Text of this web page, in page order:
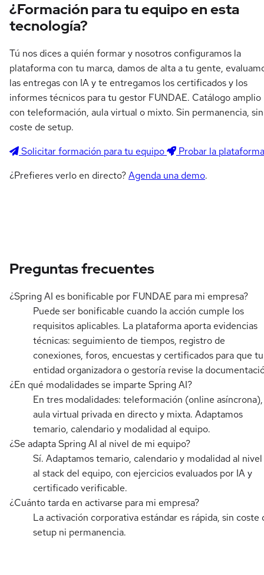
¿Formación para tu equipo en esta
tecnología?
Tú nos dices a quién formar y nosotros configuramos la
plataforma con tu marca, damos de alta a tu gente,
las entregas con IA y te entregamos los certificados y los
informes técnicos para tu gestor FUNDAE. Catálogo amplio
con teleformación, aula virtual o mixto. Sin permanencia, sin
coste de setup.
Solicitar formación para tu equipo
Probar la plataforma
¿Prefieres verlo en directo?Agenda una demo.
Preguntas frecuentes
¿Spring AI es bonificable por FUNDAE para mi empresa?
Puede ser bonificable cuando la acción cumple los
requisitos aplicables. La plataforma aporta evidencias
técnicas: seguimiento de tiempos, registro de
conexiones, foros, encuestas y certificados para que tu
entidad organizadora o gestoría revise la
¿En qué modalidades se imparte Spring AI?
En tres modalidades: teleformación (online asíncrona),
aula virtual privada en directo y mixta. Adaptamos
temario, calendario y modalidad al equipo.
¿Se adapta Spring AI al nivel de mi equipo?
Sí. Adaptamos temario, calendario y modalidad al
al stack del equipo, con ejercicios evaluados por IA y
certificado verificable.
¿Cuánto tarda en activarse para mi empresa?
La activación corporativa estándar es rápida, sin coste
setup ni permanencia.